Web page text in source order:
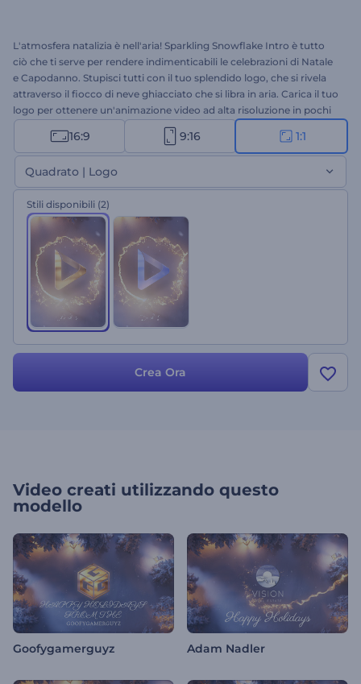
L'atmosfera natalizia è nell'aria! Sparkling Snowflake Intro è tutto
ciò che ti serve per rendere indimenticabili le celebrazioni di Natale
e Capodanno. Stupisci tutti con il tuo splendido logo, che si rivela
attraverso il fiocco di neve ghiacciato che si libra in aria. Carica il tuo
logo per ottenere un'animazione video ad alta risoluzione in pochi
clic. Perfetta per intro natalizie, spot televisivi di Natale, introduzioni
per presentazioni e molti altri progetti creativi. Provala subito!
16:9 9:16 1:1
Quadrato | Logo
Stili disponibili (2)
Crea Ora
Video creati utilizzando questo
modello
Goofygamerguyz Adam Nadler